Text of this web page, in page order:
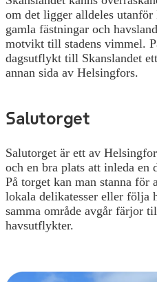
om det ligger alldeles
gamla fästningar och
motvikt till stadens vimmel.
dagsutflykt till Skanslandet
annan sida av Helsingfors.
Salutorget
Salutorget är ett av
och en bra plats att inleda en
På torget kan man stanna för
lokala delikatesser eller följa
samma område avgår färjor
havsutflykter.